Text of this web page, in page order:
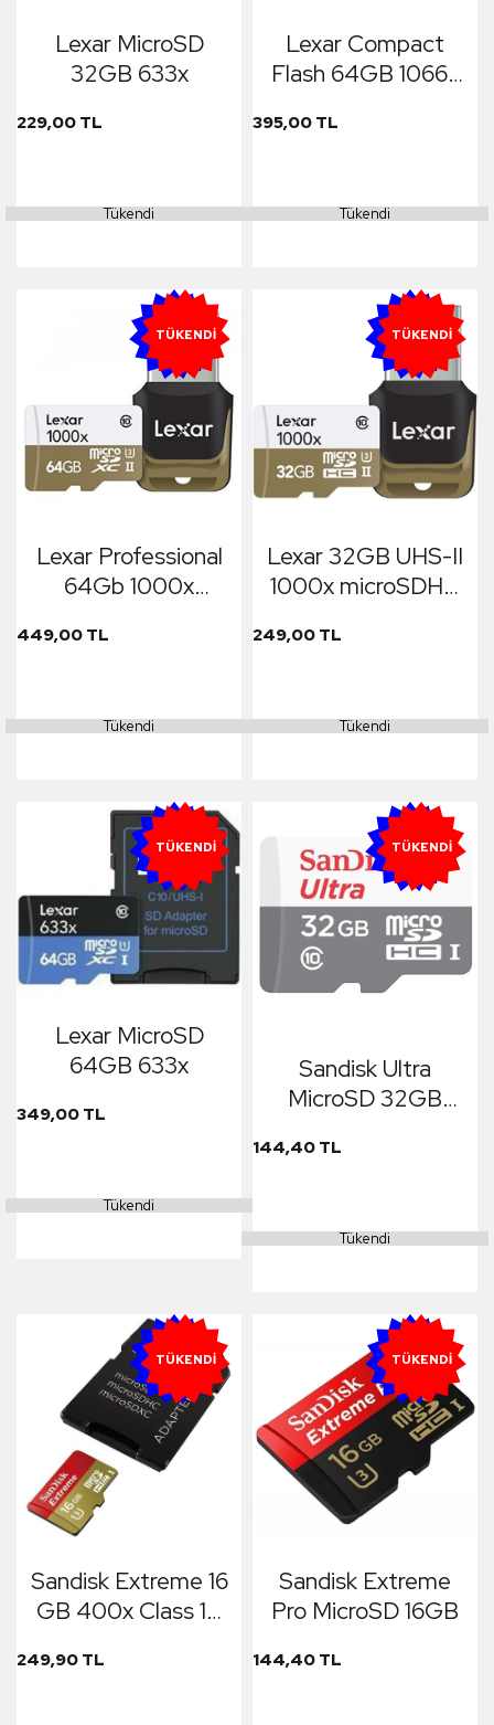
Lexar MicroSD
32GB 633x
229,00 TL
Tükendi
Lexar Compact
Flash 64GB 1066x
395,00 TL
Tükendi
YENI
TÜKENDI
Lexar Professional
64Gb 1000x
Hafıza Kartı
449,00 TL
Tükendi
YENI
TÜKENDI
Lexar 32GB UHS-II
1000x microSDHC
249,00 TL
Tükendi
YENI
TÜKENDI
Lexar MicroSD
64GB 633x
349,00 TL
Tükendi
YENI
TÜKENDI
Sandisk Ultra
MicroSD 32GB
144,40 TL
Tükendi
YENI
TÜKENDI
Sandisk Extreme 16
GB 400x Class 10
249,90 TL
YENI
TÜKENDI
Sandisk Extreme
Pro MicroSD 16GB
144,40 TL